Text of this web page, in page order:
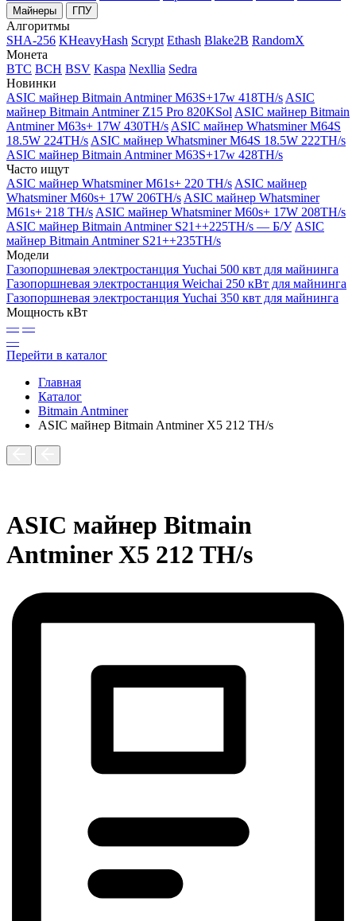
Майнеры ГПУ
Алгоритмы
SHA-256 KHeavyHash Scrypt Ethash Blake2B RandomX
Монета
BTC BCH BSV Kaspa Nexllia Sedra
Новинки
ASIC майнер Bitmain Antminer M63S+17w 418TH/s ASIC
майнер Bitmain Antminer Z15 Pro 820KSol ASIC майнер Bitmain
Antminer M63s+ 17W 430TH/s ASIC майнер Whatsminer M64S
18.5W 224TH/s ASIC майнер Whatsminer M64S 18.5W 222TH/s
ASIC майнер Bitmain Antminer M63S+17w 428TH/s
Часто ищут
ASIC майнер Whatsminer M61s+ 220 TH/s ASIC майнер
Whatsminer M60s+ 17W 206TH/s ASIC майнер Whatsminer
M61s+ 218 TH/s ASIC майнер Whatsminer M60s+ 17W 208TH/s
ASIC майнер Bitmain Antminer S21++225TH/s — Б/У ASIC
майнер Bitmain Antminer S21++235TH/s
Модели
Газопоршневая электростанция Yuchai 500 квт для майнинга
Газопоршневая электростанция Weichai 250 кВт для майнинга
Газопоршневая электростанция Yuchai 350 квт для майнинга
Мощность кВт
— —
—
Перейти в каталог
Главная
Каталог
Bitmain Antminer
ASIC майнер Bitmain Antminer X5 212 TH/s
ASIC майнер Bitmain
Antminer X5 212 TH/s